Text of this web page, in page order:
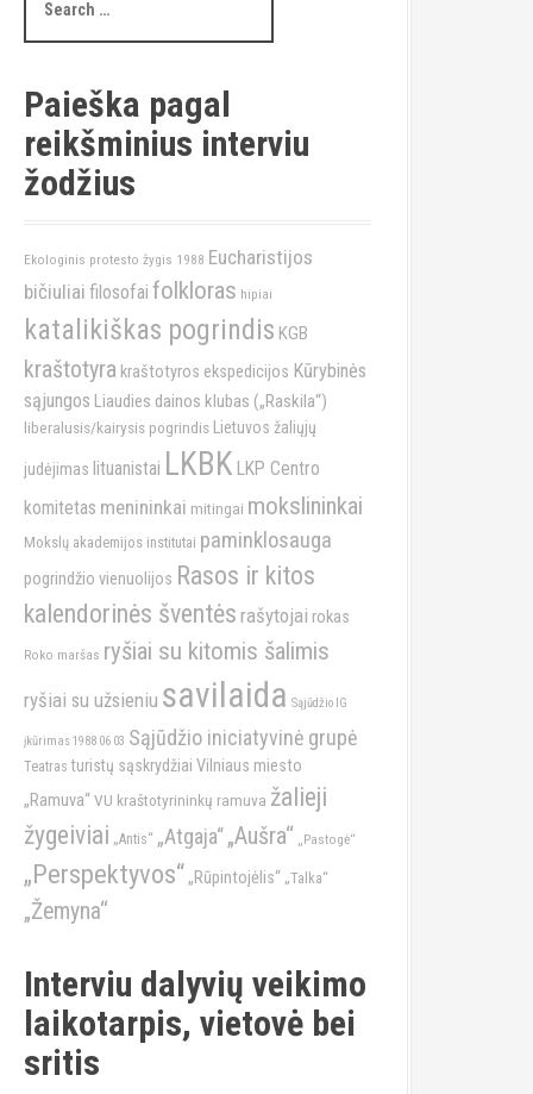
a
c
h
f
o
r
Paieška pagal
reikšminius interviu
žodžius
Ekologinis protesto žygis 1988 Eucharistijos
bičiuliai filosofai folkloras hipiai
katalikiškas pogrindis KGB
kraštotyra kraštotyros ekspedicijos Kūrybinės
sąjungos Liaudies dainos klubas („Raskila“)
liberalusis/kairysis pogrindis Lietuvos žaliųjų
judėjimas lituanistai LKBK LKP Centro
komitetas menininkai mitingai mokslininkai
Mokslų akademijos institutai paminklosauga
pogrindžio vienuolijos Rasos ir kitos
kalendorinės šventės rašytojai rokas
Roko maršas ryšiai su kitomis šalimis
ryšiai su užsieniu savilaida Sąjūdžio IG
įkūrimas 1988 06 03 Sąjūdžio iniciatyvinė grupė
Teatras turistų sąskrydžiai Vilniaus miesto
„Ramuva“VU kraštotyrininkų ramuva žalieji
žygeiviai „Antis“ „Atgaja“„Aušra“ „Pastogė“
„Perspektyvos“ „Rūpintojėlis“ „Talka“
„Žemyna“
Interviu dalyvių veikimo
laikotarpis, vietovė bei
sritis